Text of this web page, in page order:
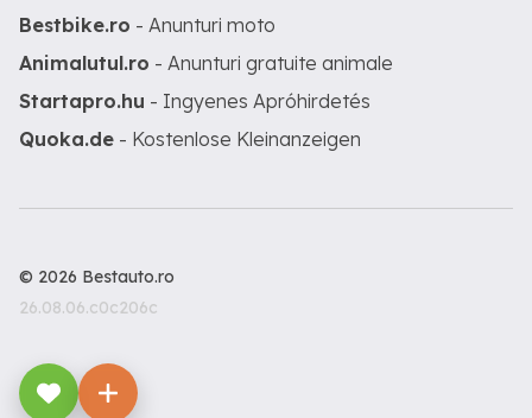
Bestbike.ro - Anunturi moto
Animalutul.ro - Anunturi gratuite animale
Startapro.hu - Ingyenes Apróhirdetés
Quoka.de - Kostenlose Kleinanzeigen
© 2026 Bestauto.ro
26.08.06.c0c206c